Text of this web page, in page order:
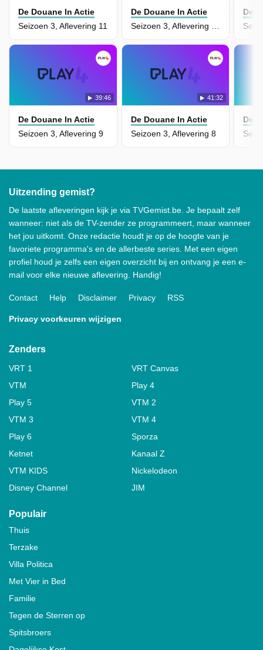
De Douane In Actie
Seizoen 3, Aflevering 11
De Douane In Actie
Seizoen 3, Aflevering 10
39:46
De Douane In Actie
Seizoen 3, Aflevering 9
41:32
De Douane In Actie
Seizoen 3, Aflevering 8
De
De
Uitzending gemist?
De laatste afleveringen kijk je via TVGemist.be. Je bepaalt zelf
wanneer: niet als de TV-zender ze programmeert, maar wanneer
het jou uitkomt. Onze redactie houdt je op de hoogte van je
favoriete programma's en de allerbeste series. Met een eigen
profiel houd je zelfs een eigen overzicht bij en ontvang je een e-
mail voor elke nieuwe aflevering. Handig!
Contact Help Disclaimer Privacy RSS
Privacy voorkeuren wijzigen
Zenders
VRT 1
VRT Canvas
VTM
Play 4
Play 5
VTM 2
VTM 3
VTM 4
Play 6
Sporza
Ketnet
Kanaal Z
VTM KIDS
Nickelodeon
Disney Channel
JIM
Populair
Thuis
Terzake
Villa Politica
Met Vier in Bed
Familie
Tegen de Sterren op
Spitsbroers